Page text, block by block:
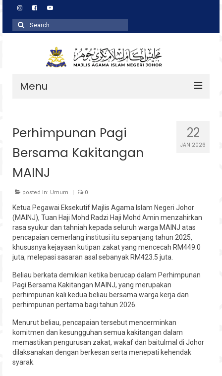
Search
for:
Menu
Zakat
Agihan
Wakaf
Baitulmal
Pembangunan Asnaf
Hubungi
22
JAN 2026
Perhimpunan Pagi
Bersama Kakitangan
MAINJ
posted in: Umum | 0
Ketua Pegawai Eksekutif Majlis Agama Islam Negeri Johor
(MAINJ), Tuan Haji Mohd Radzi Haji Mohd Amin menzahirkan
rasa syukur dan tahniah kepada seluruh warga MAINJ atas
pencapaian cemerlang institusi itu sepanjang tahun 2025,
khususnya kejayaan kutipan zakat yang mencecah RM449.0
juta, melepasi sasaran asal sebanyak RM423.5 juta.
Beliau berkata demikian ketika berucap dalam Perhimpunan
Pagi Bersama Kakitangan MAINJ, yang merupakan
perhimpunan kali kedua beliau bersama warga kerja dan
perhimpunan pertama bagi tahun 2026.
Menurut beliau, pencapaian tersebut mencerminkan
komitmen dan kesungguhan semua kakitangan dalam
memastikan pengurusan zakat, wakaf dan baitulmal di Johor
dilaksanakan dengan berkesan serta menepati kehendak
syarak.